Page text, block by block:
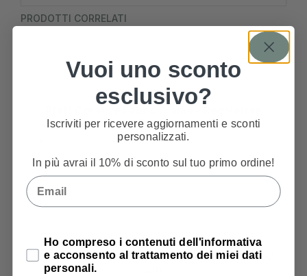
PRODOTTI CORRELATI
Punti
1.000,00 €
Pfaff Creative Fabric Frame – Telaio – 152×92
Vuoi uno sconto
esclusivo?
Iscriviti per ricevere aggiornamenti e sconti
personalizzati.
In più avrai il 10% di sconto sul tuo primo ordine!
Email
Privacy Policy
Ho compreso i contenuti dell'informativa
e acconsento al trattamento dei miei dati
personali.